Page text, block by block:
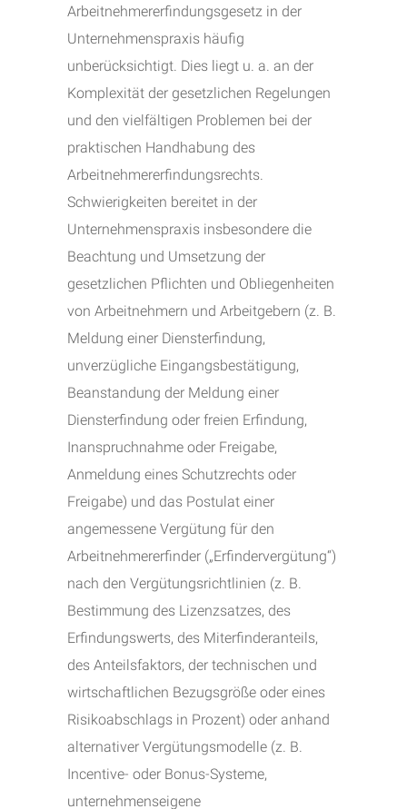
Arbeitnehmererfindungsgesetz in der
Unternehmenspraxis häufig
unberücksichtigt. Dies liegt u. a. an der
Komplexität der gesetzlichen Regelungen
und den vielfältigen Problemen bei der
praktischen Handhabung des
Arbeitnehmererfindungsrechts.
Schwierigkeiten bereitet in der
Unternehmenspraxis insbesondere die
Beachtung und Umsetzung der
gesetzlichen Pflichten und Obliegenheiten
von Arbeitnehmern und Arbeitgebern (z. B.
Meldung einer Diensterfindung,
unverzügliche Eingangsbestätigung,
Beanstandung der Meldung einer
Diensterfindung oder freien Erfindung,
Inanspruchnahme oder Freigabe,
Anmeldung eines Schutzrechts oder
Freigabe) und das Postulat einer
angemessene Vergütung für den
Arbeitnehmererfinder („Erfindervergütung“)
nach den Vergütungsrichtlinien (z. B.
Bestimmung des Lizenzsatzes, des
Erfindungswerts, des Miterfinderanteils,
des Anteilsfaktors, der technischen und
wirtschaftlichen Bezugsgröße oder eines
Risikoabschlags in Prozent) oder anhand
alternativer Vergütungsmodelle (z. B.
Incentive- oder Bonus-Systeme,
unternehmenseigene